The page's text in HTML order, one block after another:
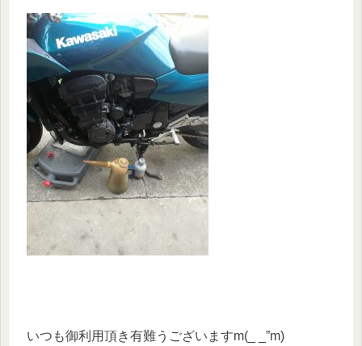
いつも御利用頂き有難うございますm(_ _”m)